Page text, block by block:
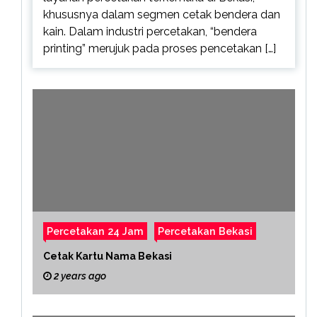
khususnya dalam segmen cetak bendera dan
kain. Dalam industri percetakan, “bendera
printing” merujuk pada proses pencetakan […]
Percetakan 24 Jam Percetakan Bekasi
Cetak Kartu Nama Bekasi
2 years ago